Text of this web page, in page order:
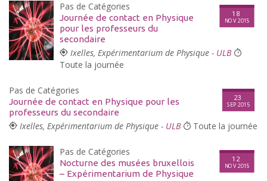
Pas de Catégories
Journée de contact en Physique
pour les professeurs du
secondaire
18
NOV 2015
Ixelles, Expérimentarium de Physique - ULB
Toute la journée
Pas de Catégories
Journée de contact en Physique pour les
professeurs du secondaire
23
SEP 2015
Ixelles, Expérimentarium de Physique - ULB Toute la journée
Pas de Catégories
Nocturne des musées bruxellois
– Expérimentarium de Physique
12
NOV 2015